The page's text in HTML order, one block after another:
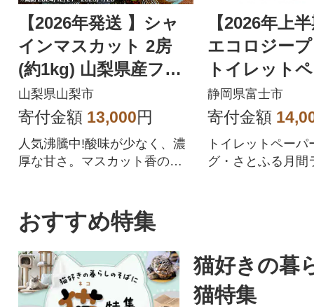
【2026年発送 】シャ
インマスカット 2房
(約1kg) 山梨県産フル
ーツ 人気のぶどう
山梨県山梨市
寄付金額 13,000円
人気沸騰中!酸味が少なく、濃
厚な甘さ。マスカット香の芳
トを中心にぶどうをたくさん
作っている農家が自信を持っ
てお届けします。
【2026年上
エコロジー
トイレット
ダブル 96ロ
品 人気
静岡県富士市
寄付金額
トイレットペーパ
グ・さとふる月間
おすすめ特集
猫好きの暮
猫特集